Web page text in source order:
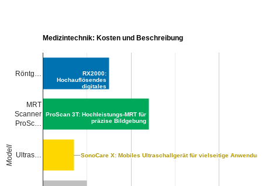
Medizintechnik: Kosten und Beschreibung
Röntg…
MRT
Scanner
ProSc…
Ultras…
RX2000:
Hochauflösendes
digitales
ProScan 3T: Hochleistungs-MRT für
präzise Bildgebung
SonoCare X: Mobiles Ultraschallgerät für vielseitige
SonoCare X: Mobiles Ultraschallgerät für vielseitige
Modell